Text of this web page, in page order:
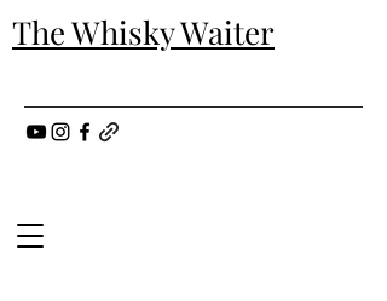
The Whisky Waiter